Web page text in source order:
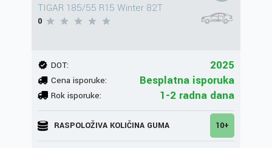
TIGAR 185/55 R15 Winter 82T
0
DOT: 2025
Cena isporuke: Besplatna isporuka
Rok isporuke: 1-2 radna dana
RASPOLOŽIVA KOLIČINA GUMA 10+